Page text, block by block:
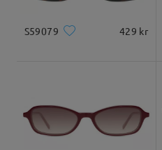
https://www.firmoo.se/help-p-
Du kan dessutom kolla den här
på Feb 18 , 2026
S59079 429 kr